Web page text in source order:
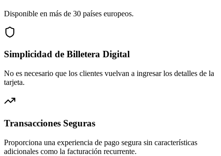
Disponible en más de 30 países europeos.
Simplicidad de Billetera Digital
No es necesario que los clientes vuelvan a ingresar los detalles de la
tarjeta.
Transacciones Seguras
Proporciona una experiencia de pago segura sin características
adicionales como la facturación recurrente.